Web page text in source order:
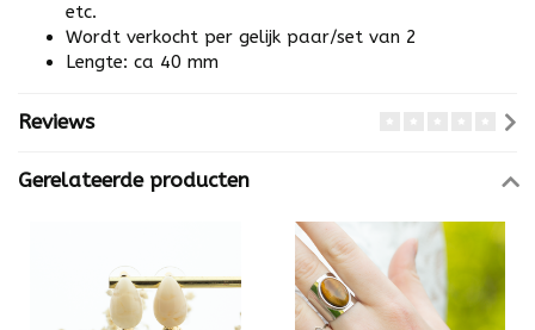
etc.
Wordt verkocht per gelijk paar/set van 2
Lengte: ca 40 mm
Reviews
Gerelateerde producten